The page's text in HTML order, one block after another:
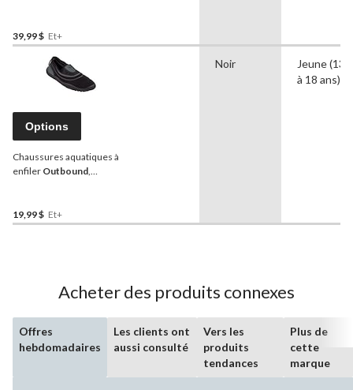
d'usure qui laisse l'eau
s'écouler
39,99 $ Et+
Options
Chaussures aquatiques à
enfiler Outbound,
19,99 $ Et+
Noir
Jeune (13
à 18 ans)
Acheter des produits connexes
Offres
hebdomadaires
Les clients ont
aussi consulté
Vers les
produits
tendances
Plus de
cette
marque